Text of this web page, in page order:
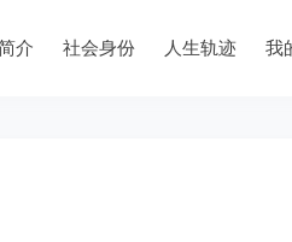
介 社会身份 人生轨迹 我